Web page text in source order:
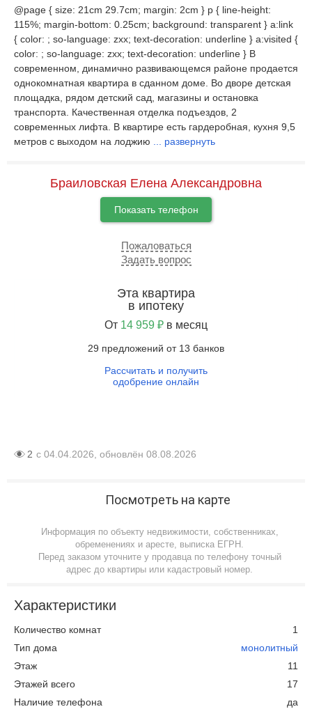
@page { size: 21cm 29.7cm; margin: 2cm } p { line-height:
115%; margin-bottom: 0.25cm; background: transparent } a:link
{ color: ; so-language: zxx; text-decoration: underline } a:visited {
color: ; so-language: zxx; text-decoration: underline } В
современном, динамично развивающемся районе продается
однокомнатная квартира в сданном доме. Во дворе детская
площадка, рядом детский сад, магазины и остановка
транспорта. Качественная отделка подъездов, 2
современных лифта. В квартире есть гардеробная, кухня 9,5
метров с выходом на лоджию
развернуть
Браиловская Елена Александровна
Показать телефон
Пожаловаться
Задать вопрос
Эта квартира
в ипотеку
От 14 959 ₽ в месяц
29 предложений от 13 банков
Рассчитать и получить
одобрение онлайн
2 с 04.04.2026, обновлён 08.08.2026
Посмотреть на карте
Информация по объекту недвижимости, собственниках,
обременениях и аресте, выписка ЕГРН.
Перед заказом уточните у продавца по телефону точный
адрес до квартиры или кадастровый номер.
Характеристики
Количество комнат
1
Тип дома
монолитный
Этаж
11
Этажей всего
17
Наличие телефона
да